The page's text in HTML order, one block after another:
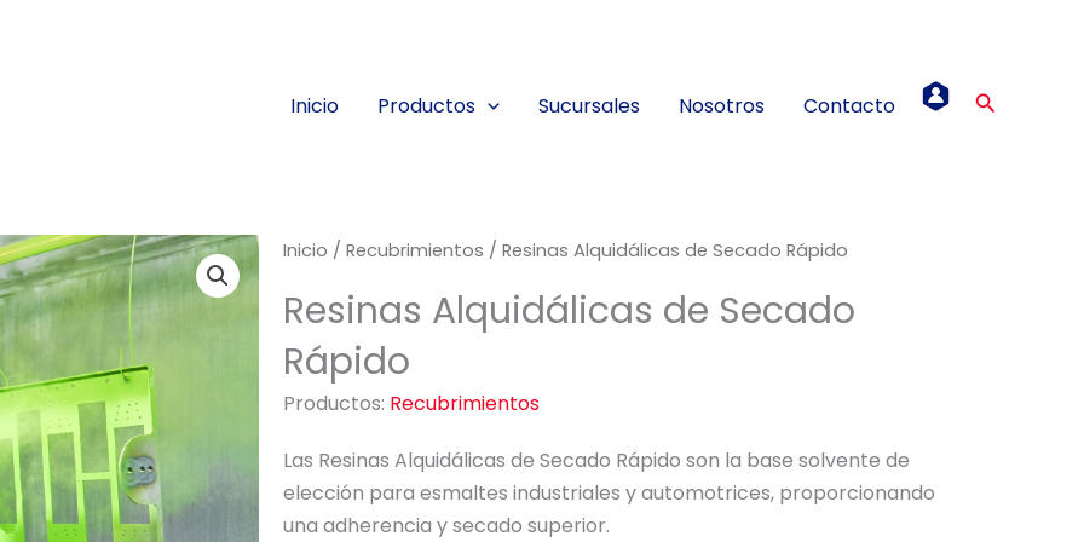
Inicio
Productos Sucursales Nosotros Contacto Buscar
Inicio / Recubrimientos / Resinas Alquidálicas de Secado Rápido
Resinas Alquidálicas de Secado
Rápido
Productos: Recubrimientos
Las Resinas Alquidálicas de Secado Rápido son la base solvente de
elección para esmaltes industriales y automotrices, proporcionando
una adherencia y secado superior.